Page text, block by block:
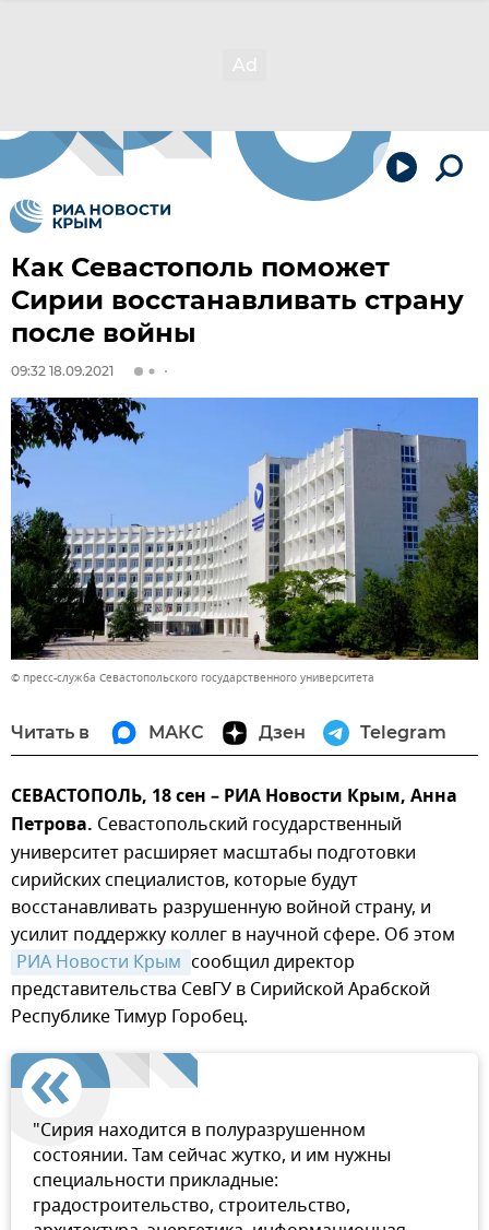
Как Севастополь поможет
Сирии восстанавливать страну
после войны
09:32 18.09.2021
© пресс-служба Севастопольского государственного университета
Читать в МАКС Дзен Telegram
СЕВАСТОПОЛЬ, 18 сен – РИА Новости Крым, Анна
Петрова. Севастопольский государственный
университет расширяет масштабы подготовки
сирийских специалистов, которые будут
восстанавливать разрушенную войной страну, и
усилит поддержку коллег в научной сфере. Об этом
РИА Новости Крым сообщил директор
представительства СевГУ в Сирийской Арабской
Республике Тимур Горобец.
"Сирия находится в полуразрушенном
состоянии. Там сейчас жутко, и им нужны
специальности прикладные:
градостроительство, строительство,